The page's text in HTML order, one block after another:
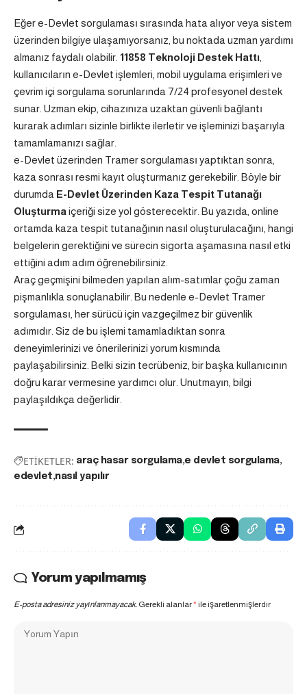
Eğer e-Devlet sorgulaması sırasında hata alıyor veya sistem
üzerinden bilgiye ulaşamıyorsanız, bu noktada uzman yardımı
almanız faydalı olabilir. 11858 Teknoloji Destek Hattı
kullanıcıların e-Devlet işlemleri, mobil uygulama erişimleri ve
çevrim içi sorgulama sorunlarında 7/24 profesyonel destek
sunar. Uzman ekip, cihazınıza uzaktan güvenli bağlantı
kurarak adımları sizinle birlikte ilerletir ve işleminizi başarıyla
tamamlamanızı sağlar.
e-Devlet üzerinden Tramer sorgulaması yaptıktan sonra,
kaza sonrası resmi kayıt oluşturmanız gerekebilir. Böyle bir
durumda E-Devlet Üzerinden Kaza Tespit Tutanağı
Oluşturma içeriği size yol gösterecektir. Bu yazıda, online
ortamda kaza tespit tutanağının nasıl oluşturulacağını, hangi
belgelerin gerektiğini ve sürecin sigorta aşamasına nasıl etki
ettiğini adım adım öğrenebilirsiniz.
Araç geçmişini bilmeden yapılan alım-satımlar çoğu zaman
pişmanlıkla sonuçlanabilir. Bu nedenle e-Devlet Tramer
sorgulaması, her sürücü için vazgeçilmez bir güvenlik
adımıdır. Siz de bu işlemi tamamladıktan sonra
deneyimlerinizi ve önerilerinizi yorum kısmında
paylaşabilirsiniz. Belki sizin tecrübeniz, bir başka kullanıcının
doğru karar vermesine yardımcı olur. Unutmayın, bilgi
paylaşıldıkça değerlidir.
ETİKETLER: araç hasar sorgulama e devlet sorgulama
edevlet nasıl yapılır
Yorum yapılmamış
E-posta adresiniz yayınlanmayacak. Gerekli alanlar*ile işaretlenmişlerdir